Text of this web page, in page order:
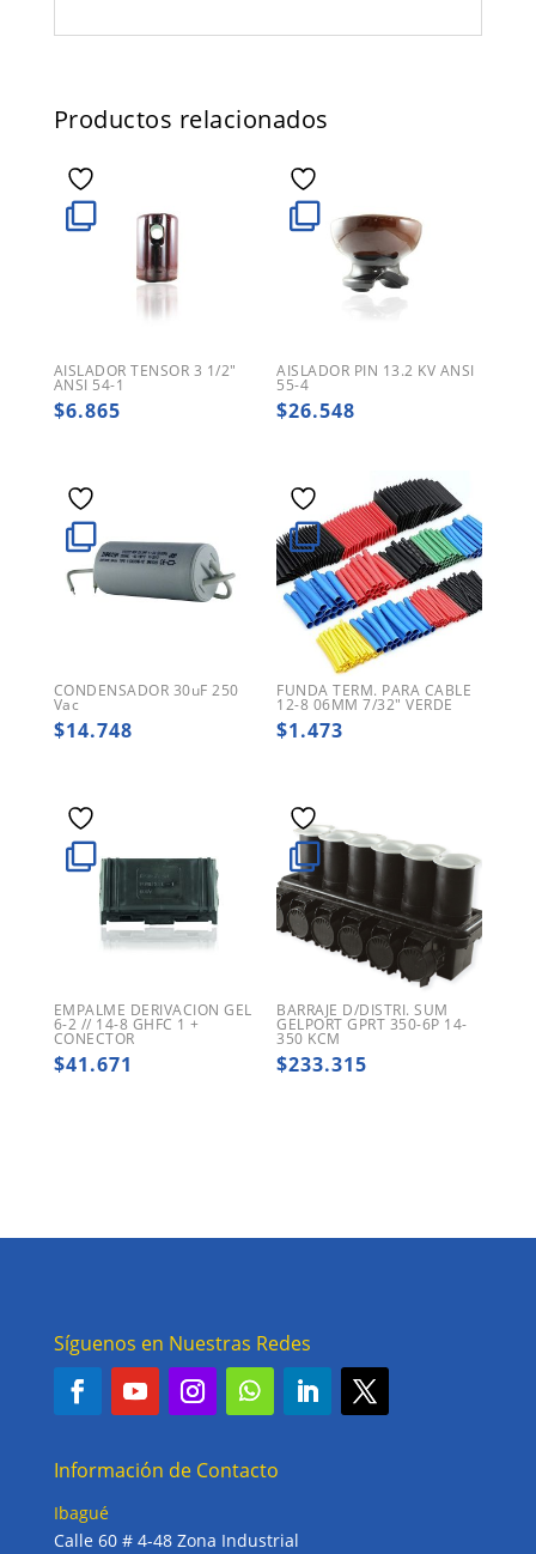
Productos relacionados
AISLADOR TENSOR 3 1/2″
ANSI 54-1
$6.865
AISLADOR PIN 13.2 KV ANSI
55-4
$26.548
CONDENSADOR 30uF 250
Vac
$14.748
FUNDA TERM. PARA CABLE
12-8 06MM 7/32″ VERDE
$1.473
EMPALME DERIVACION GEL
6-2 // 14-8 GHFC 1 +
CONECTOR
$41.671
BARRAJE D/DISTRI. SUM
GELPORT GPRT 350-6P 14-
350 KCM
$233.315
Síguenos en Nuestras Redes
Información de Contacto
Ibagué
Calle 60 # 4-48 Zona Industrial